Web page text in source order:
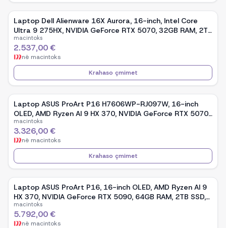
Laptop Dell Alienware 16X Aurora, 16-inch, Intel Core
Ultra 9 275HX, NVIDIA GeForce RTX 5070, 32GB RAM, 2TB
SSD, Windows 11 - Blue
macintoks
2.537,00 €
në macintoks
Krahaso çmimet
Laptop ASUS ProArt P16 H7606WP-RJ097W, 16-inch
OLED, AMD Ryzen AI 9 HX 370, NVIDIA GeForce RTX 5070,
32GB RAM, 1TB SSD, Windows 11 - Black
macintoks
3.326,00 €
në macintoks
Krahaso çmimet
Laptop ASUS ProArt P16, 16-inch OLED, AMD Ryzen AI 9
HX 370, NVIDIA GeForce RTX 5090, 64GB RAM, 2TB SSD,
Windows 11 Pro - Black
macintoks
5.792,00 €
në macintoks